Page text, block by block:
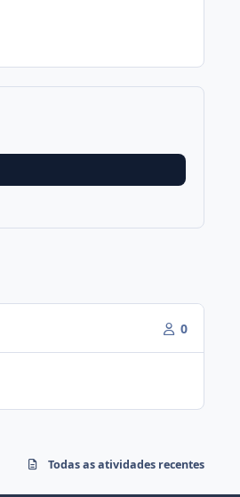
0
Todas as atividades recentes